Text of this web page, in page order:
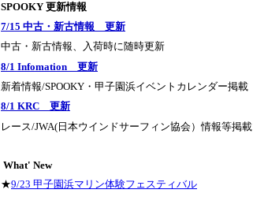
SPOOKY 更新情報
7/15 中古・新古情報 更新
中古・新古情報、入荷時に随時更新
8/1 Infomation 更新
新着情報/SPOOKY・甲子園浜イベントカレンダー掲載
8/1 KRC 更新
レース/JWA(日本ウインドサーフィン協会）情報等掲載
What' New
★9/23 甲子園浜マリン体験フェスティバル